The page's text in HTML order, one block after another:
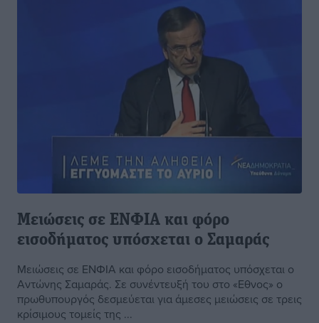
Μειώσεις σε ΕΝΦΙΑ και φόρο
εισοδήματος υπόσχεται ο Σαμαράς
Μειώσεις σε ΕΝΦΙΑ και φόρο εισοδήματος υπόσχεται ο
Αντώνης Σαμαράς. Σε συνέντευξή του στο «Εθνος» ο
πρωθυπουργός δεσμεύεται για άμεσες μειώσεις σε τρεις
κρίσιμους τομείς της ...